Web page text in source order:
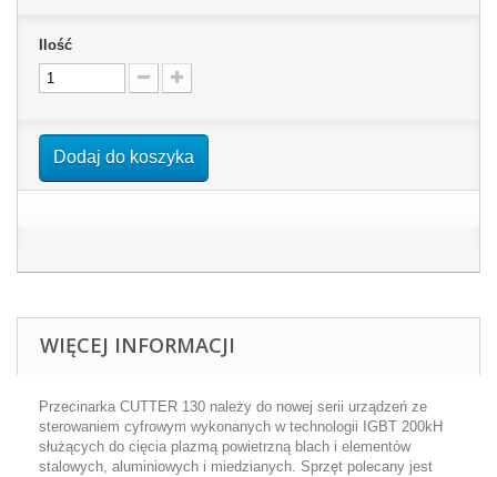
Ilość
Dodaj do koszyka
WIĘCEJ INFORMACJI
Przecinarka CUTTER 130 należy do nowej serii urządzeń ze
sterowaniem cyfrowym wykonanych w technologii IGBT 200kH
służących do cięcia plazmą powietrzną blach i elementów
stalowych, aluminiowych i miedzianych. Sprzęt polecany jest